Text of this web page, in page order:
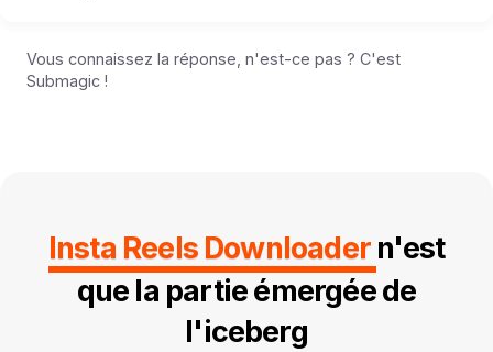
Vous connaissez la réponse, n'est-ce pas ? C'est
Submagic !
Insta Reels Downloader n'est
que la partie émergée de
l'iceberg